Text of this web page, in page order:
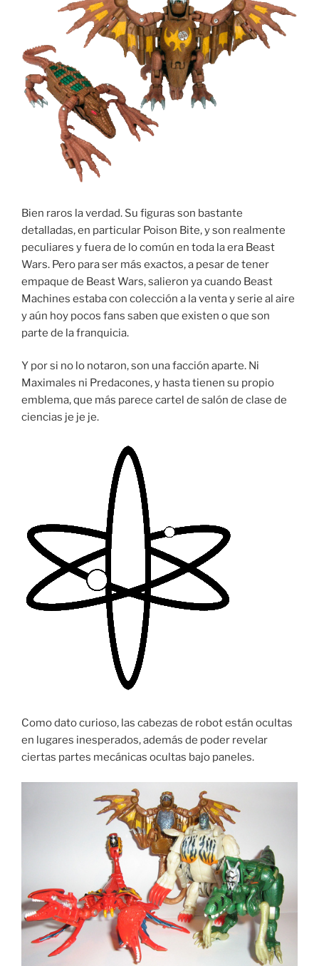
Bien raros la verdad. Su figuras son bastante
detalladas, en particular Poison Bite, y son realmente
peculiares y fuera de lo común en toda la era Beast
Wars. Pero para ser más exactos, a pesar de tener
empaque de Beast Wars, salieron ya cuando Beast
Machines estaba con colección a la venta y serie al aire
y aún hoy pocos fans saben que existen o que son
parte de la franquicia.
Y por si no lo notaron, son una facción aparte. Ni
Maximales ni Predacones, y hasta tienen su propio
emblema, que más parece cartel de salón de clase de
ciencias je je je.
Como dato curioso, las cabezas de robot están ocultas
en lugares inesperados, además de poder revelar
ciertas partes mecánicas ocultas bajo paneles.